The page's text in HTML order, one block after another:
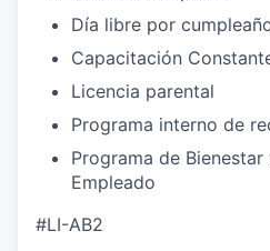
Día libre por
Capacitación
Licencia parental
Programa interno de
Programa de
Empleado
#LI-AB2